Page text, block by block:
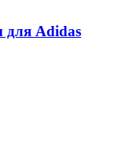
для Adidas